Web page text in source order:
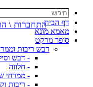
דף הבית
מאמא מונא
סופר מרקט
דבש ריבות
- דבש
- חלווה
- ממרחי
- ריבות
התחברות \